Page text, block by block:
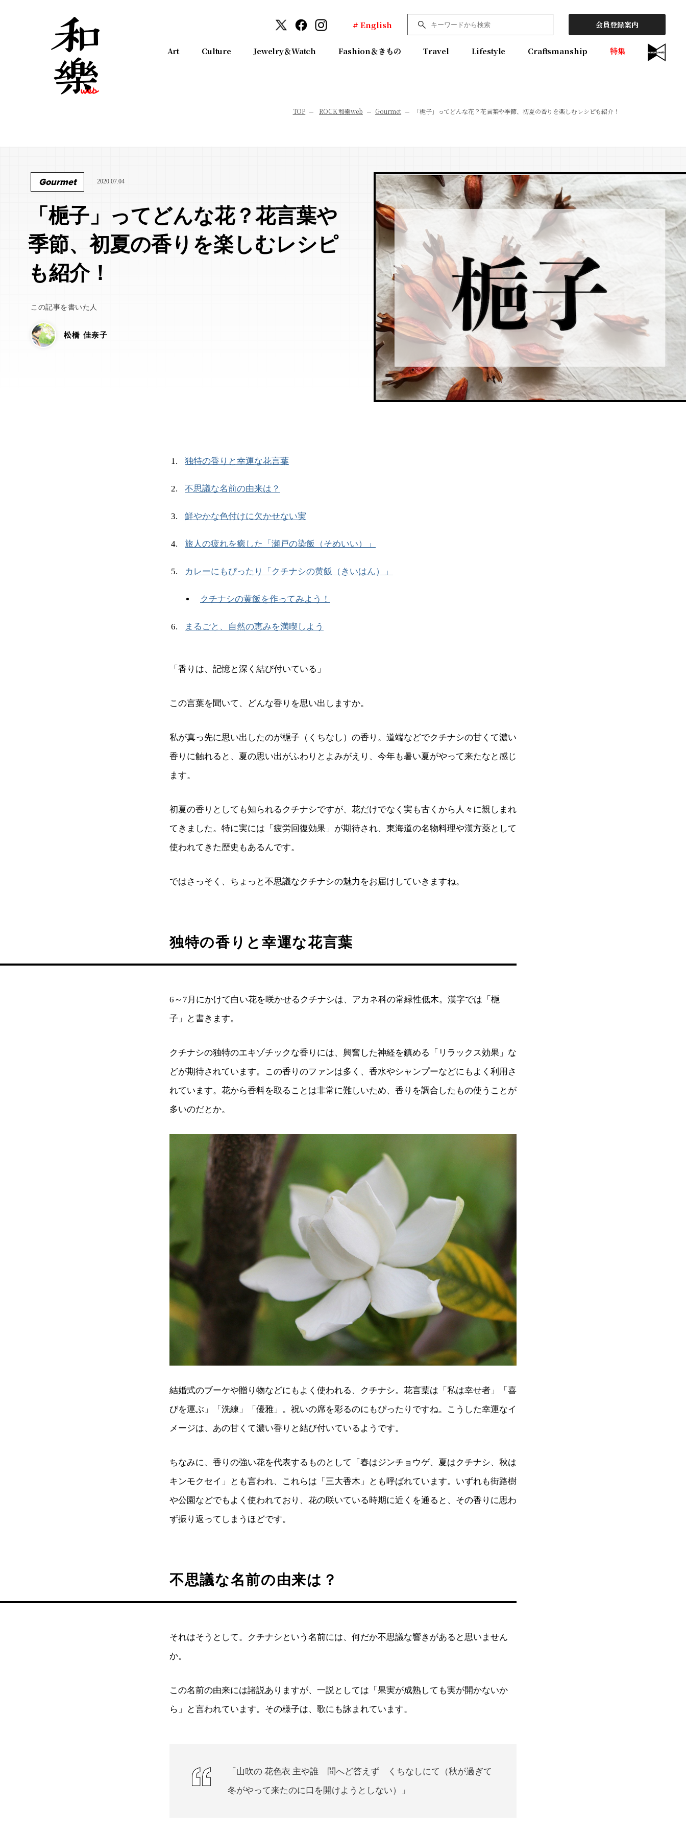
# English 会員登録案内
Art Culture Jewelry＆Watch Fashion＆きもの Travel Lifestyle Craftsmanship 特集
TOP ROCK 和樂web Gourmet 「梔子」ってどんな花？花言葉や季節、初夏の香りを楽しむレシピも紹介！
Gourmet 2020.07.04
「梔子」ってどんな花？花言葉や
季節、初夏の香りを楽しむレシピ
も紹介！
この記事を書いた人
松橋 佳奈子
独特の香りと幸運な花言葉
不思議な名前の由来は？
鮮やかな色付けに欠かせない実
旅人の疲れを癒した「瀬戸の染飯（そめいい）」
カレーにもぴったり「クチナシの黄飯（きいはん）」
クチナシの黄飯を作ってみよう！
まるごと、自然の恵みを満喫しよう
「香りは、記憶と深く結び付いている」
この言葉を聞いて、どんな香りを思い出しますか。
私が真っ先に思い出したのが梔子（くちなし）の香り。道端などでクチナシの甘くて濃い
香りに触れると、夏の思い出がふわりとよみがえり、今年も暑い夏がやって来たなと感じ
ます。
初夏の香りとしても知られるクチナシですが、花だけでなく実も古くから人々に親しまれ
てきました。特に実には「疲労回復効果」が期待され、東海道の名物料理や漢方薬として
使われてきた歴史もあるんです。
ではさっそく、ちょっと不思議なクチナシの魅力をお届けしていきますね。
独特の香りと幸運な花言葉
6～7月にかけて白い花を咲かせるクチナシは、アカネ科の常緑性低木。漢字では「梔
子」と書きます。
クチナシの独特のエキゾチックな香りには、興奮した神経を鎮める「リラックス効果」な
どが期待されています。この香りのファンは多く、香水やシャンプーなどにもよく利用さ
れています。花から香料を取ることは非常に難しいため、香りを調合したもの使うことが
多いのだとか。
結婚式のブーケや贈り物などにもよく使われる、クチナシ。花言葉は「私は幸せ者」「喜
びを運ぶ」「洗練」「優雅」。祝いの席を彩るのにもぴったりですね。こうした幸運なイ
メージは、あの甘くて濃い香りと結び付いているようです。
ちなみに、香りの強い花を代表するものとして「春はジンチョウゲ、夏はクチナシ、秋は
キンモクセイ」とも言われ、これらは「三大香木」とも呼ばれています。いずれも街路樹
や公園などでもよく使われており、花の咲いている時期に近くを通ると、その香りに思わ
ず振り返ってしまうほどです。
不思議な名前の由来は？
それはそうとして。クチナシという名前には、何だか不思議な響きがあると思いません
か。
この名前の由来には諸説ありますが、一説としては「果実が成熟しても実が開かないか
ら」と言われています。その様子は、歌にも詠まれています。
「山吹の 花色衣 主や誰 問へど答えず くちなしにて（秋が過ぎて
冬がやって来たのに口を開けようとしない）」